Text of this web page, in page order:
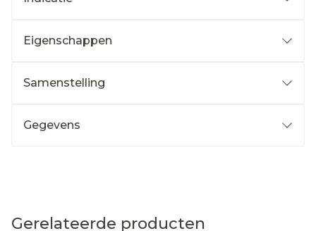
Eigenschappen
Samenstelling
Gegevens
Gerelateerde producten